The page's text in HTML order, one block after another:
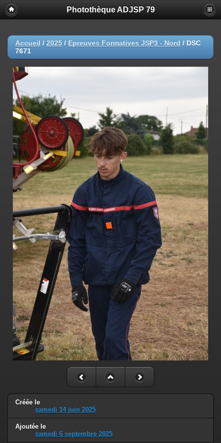
Photothèque ADJSP 79
Accueil / 2025 / Epreuves Formatives JSP3 - Nord / DSC
7671
Créée le
samedi 14 juin 2025
Ajoutée le
samedi 6 septembre 2025